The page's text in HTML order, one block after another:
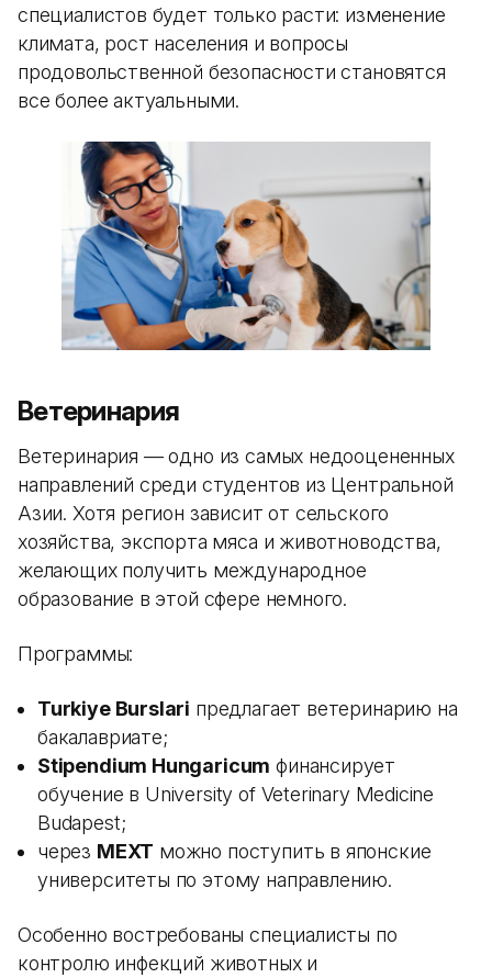
специалистов будет только расти: изменение
климата, рост населения и вопросы
продовольственной безопасности становятся
все более актуальными.
Ветеринария
Ветеринария — одно из самых недооцененных
направлений среди студентов из Центральной
Азии. Хотя регион зависит от сельского
хозяйства, экспорта мяса и животноводства,
желающих получить международное
образование в этой сфере немного.
Программы:
Turkiye Burslari предлагает ветеринарию на
бакалавриате;
Stipendium Hungaricum финансирует
обучение в University of Veterinary Medicine
Budapest;
через MEXT можно поступить в японские
университеты по этому направлению.
Особенно востребованы специалисты по
контролю инфекций животных и